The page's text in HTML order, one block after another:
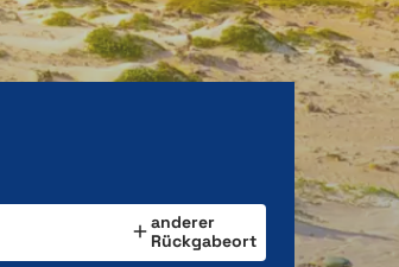
anderer
Rückgabeort